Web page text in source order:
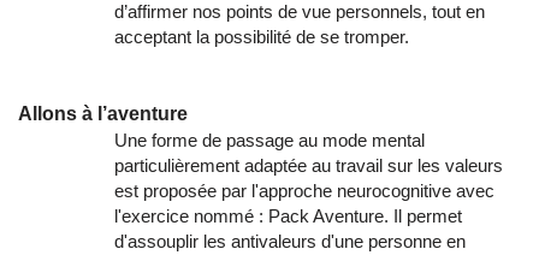
d’affirmer nos points de vue personnels, tout en
acceptant la possibilité de se tromper.
Allons à l’aventure
Une forme de passage au mode mental
particulièrement adaptée au travail sur les valeurs
est proposée par l'approche neurocognitive avec
l'exercice nommé : Pack Aventure. Il permet
d'assouplir les antivaleurs d'une personne en